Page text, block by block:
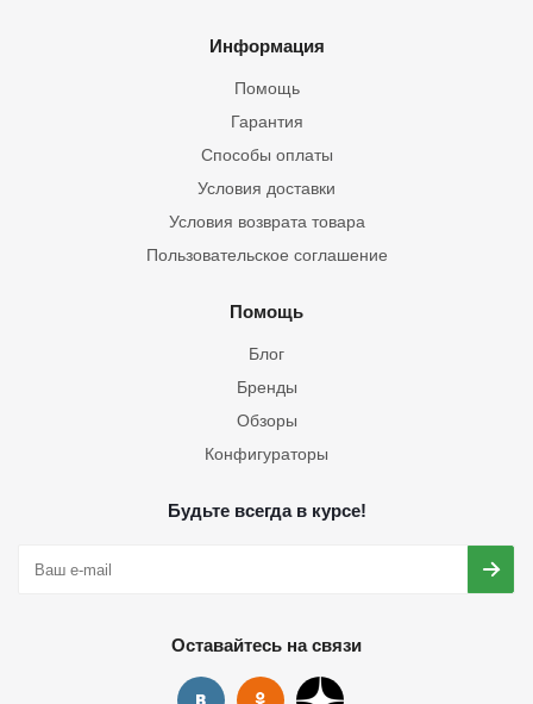
Информация
Помощь
Гарантия
Способы оплаты
Условия доставки
Условия возврата товара
Пользовательское соглашение
Помощь
Блог
Бренды
Обзоры
Конфигураторы
Будьте всегда в курсе!
Оставайтесь на связи